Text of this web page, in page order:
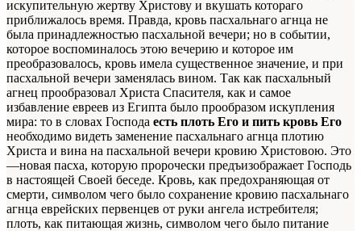
искупительную жертву Христову и вкушать котораго
приближалось время. Правда, кровь пасхальнаго агнца не
была принадлежностью пасхальной вечери; но в событии,
которое воспоминалось этою вечерию и которое им
преобразовалось, кровь имела существенное значение, и при
пасхальной вечери заменялась вином. Так как пасхальный
агнец прообразовал Христа Спасителя, как и самое
избавление евреев из Египта было прообразом искупления
мира: то в словах Господа есть плоть Его и пить кровь Его
необходимо видеть заменение пасхальнаго агнца плотию
Христа и вина на пасхальной вечери кровию Христовою. Это
—новая пасха, которую пророчески предъизображает Господь
в настоящей Своей беседе. Кровь, как предохраняющая от
смерти, символом чего было сохранение кровию пасхальнаго
агнца еврейских первенцев от руки ангела истребителя;
плоть, как питающая жизнь, символом чего было питание